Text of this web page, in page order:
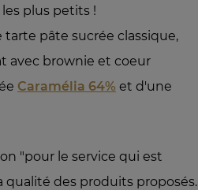
plus petits !
tarte pâte sucrée classique,
avec brownie et coeur
Caramélia 64% et d'une
"pour le service qui est
qualité des produits proposés.